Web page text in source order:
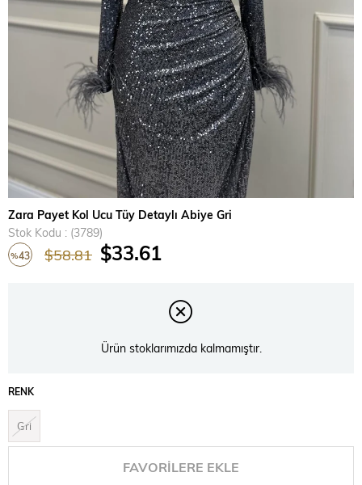
Zara Payet Kol Ucu Tüy Detaylı Abiye Gri
Stok Kodu
(3789)
%43 $58.81 $33.61
Ürün stoklarımızda kalmamıştır.
RENK
Gri
FAVORILERE EKLE